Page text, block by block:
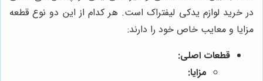
در خرید لوازم یدکی لیفتراک است. هر کدام از این دو نوع قطعه
مزایا و معایب خاص خود را دارند:
قطعات اصلی:
مزایا: